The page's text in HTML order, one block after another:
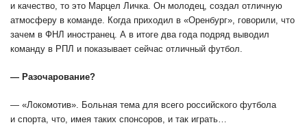
и качество, то это Марцел Личка. Он молодец, создал отличную
атмосферу в команде. Когда приходил в «Оренбург», говорили, что
зачем в ФНЛ иностранец. А в итоге два года подряд выводил
команду в РПЛ и показывает сейчас отличный футбол.
— Разочарование?
— «Локомотив». Больная тема для всего российского футбола
и спорта, что, имея таких спонсоров, и так играть…